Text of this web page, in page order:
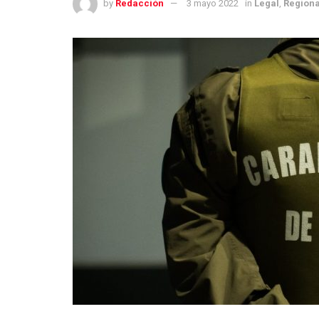
by Redacción 3 mayo 2022 in Legal